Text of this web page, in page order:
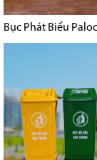
Bục Phát Biểu